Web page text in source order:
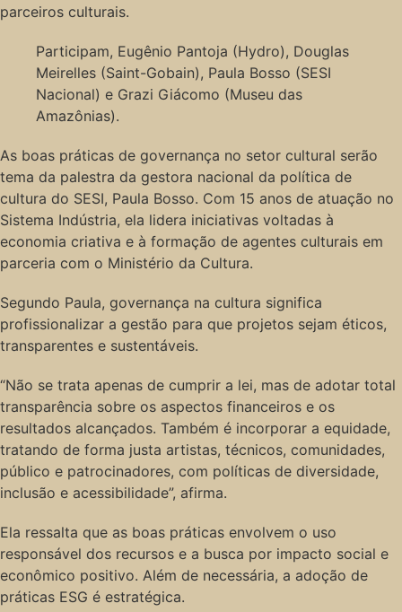
parceiros culturais.
Participam, Eugênio Pantoja (Hydro), Douglas
Meirelles (Saint-Gobain), Paula Bosso (SESI
Nacional) e Grazi Giácomo (Museu das
Amazônias).
As boas práticas de governança no setor cultural serão
tema da palestra da gestora nacional da política de
cultura do SESI, Paula Bosso. Com 15 anos de atuação no
Sistema Indústria, ela lidera iniciativas voltadas à
economia criativa e à formação de agentes culturais em
parceria com o Ministério da Cultura.
Segundo Paula, governança na cultura significa
profissionalizar a gestão para que projetos sejam éticos,
transparentes e sustentáveis.
“Não se trata apenas de cumprir a lei, mas de adotar total
transparência sobre os aspectos financeiros e os
resultados alcançados. Também é incorporar a equidade,
tratando de forma justa artistas, técnicos, comunidades,
público e patrocinadores, com políticas de diversidade,
inclusão e acessibilidade”, afirma.
Ela ressalta que as boas práticas envolvem o uso
responsável dos recursos e a busca por impacto social e
econômico positivo. Além de necessária, a adoção de
práticas ESG é estratégica.